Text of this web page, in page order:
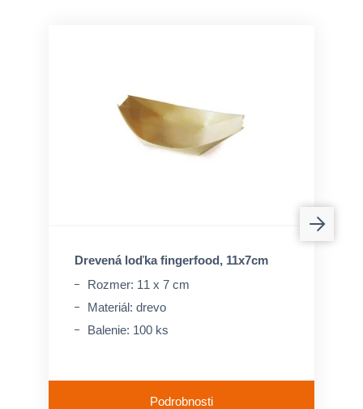
Drevená loďka fingerfood, 11x7cm
Rozmer: 11 x 7 cm
Materiál: drevo
Balenie: 100 ks
Podrobnosti